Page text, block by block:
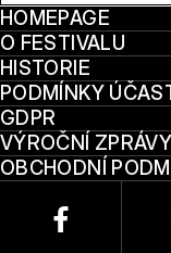
HOMEPAGE
O FESTIVALU
HISTORIE
PODMÍNKY
GDPR
VÝROČNÍ ZPRÁVY
OBCHODNÍ